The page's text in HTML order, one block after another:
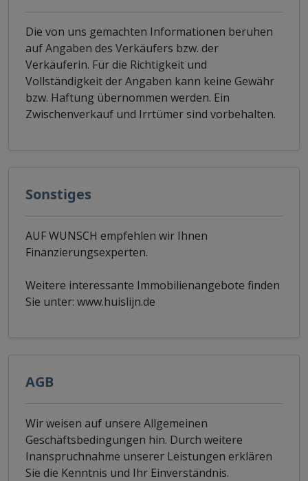
Die von uns gemachten Informationen beruhen
auf Angaben des Verkäufers bzw. der
Verkäuferin. Für die Richtigkeit und
Vollständigkeit der Angaben kann keine Gewähr
bzw. Haftung übernommen werden. Ein
Zwischenverkauf und Irrtümer sind vorbehalten.
Sonstiges
AUF WUNSCH empfehlen wir Ihnen
Finanzierungsexperten.
Weitere interessante Immobilienangebote finden
Sie unter: www.huislijn.de
AGB
Wir weisen auf unsere Allgemeinen
Geschäftsbedingungen hin. Durch weitere
Inanspruchnahme unserer Leistungen erklären
Sie die Kenntnis und Ihr Einverständnis.